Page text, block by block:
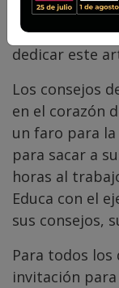
cumpleaños
dedicar este
Los consejos
en el corazón
un faro para
para sacar a
horas al
Educa con el
sus consejos,
Para todos los
invitación